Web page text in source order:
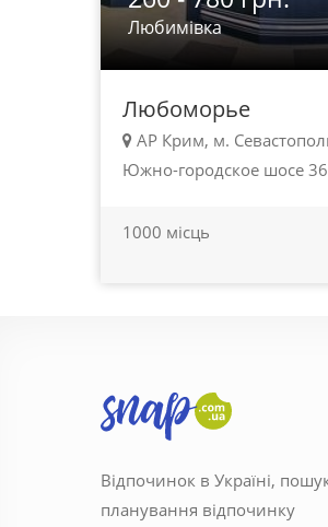
Любимівка
Любоморье
АР Крим, м.
Южно-городское шосе 36
1000 місць
Відпочинок в Україні,
планування відпочинку